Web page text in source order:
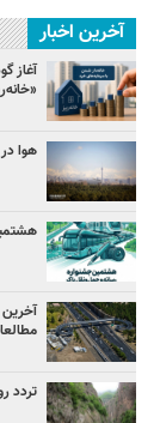
آخرین اخبار
آغاز
هوا در ۵ نقطه پایتخت هم‌اکنون پاک است + جزییات
مطالعات
تردد